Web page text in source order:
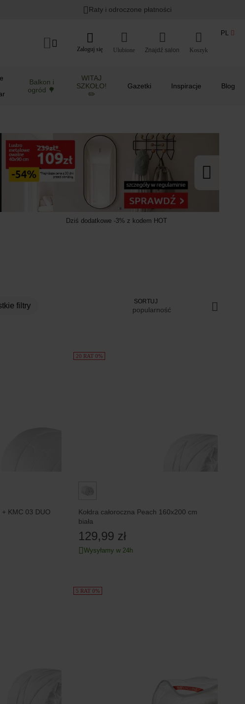
Lato w ogrodzie i na balkonie
Raty i odroczone płatności
Zaloguj się Ulubione Koszyk
PL
Balkon i
ogród 🌳
WITAJ
SZKOŁO!
✏️
Gazetki Inspiracje Blog
Dziś dodatkowe -3% z kodem HOT
filtry SORTUJ
popularność
+ KMC 03 DUO
20 RAT 0%
Kołdra całoroczna Peach 160x200 cm
biała
129,99 zł
Wysyłamy w 24h
5 RAT 0%